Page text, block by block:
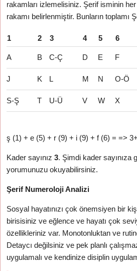
rakamları izlemelisiniz. Şerif isminin
rakamı belirlenmiştir. Bunların toplamı
1 2 3 4 5 6
A B C-Ç D E F
J K L M N O-Ö
S-Ş T U-Ü V W X
ş (1) + e (5) + r (9) + i (9) + f (6) = =>
Kader sayınız3. Şimdi kader sayınıza
yorumunuzu okuyabilirsiniz.
Şerif Numeroloji Analizi
Sosyal hayatınızı çok önemsiyen bir
birisisiniz ve eğlence ve hayatı çok
özellikleriniz var. Monotonluktan ve
Detaycı değilsiniz ve pek planlı
uygulamalı ve kendinize disiplin